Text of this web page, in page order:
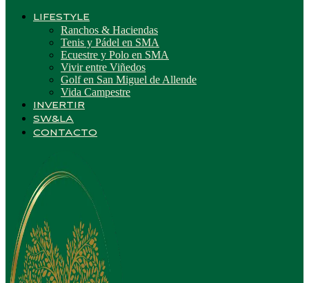
LIFESTYLE
Ranchos & Haciendas
Tenis y Pádel en SMA
Ecuestre y Polo en SMA
Vivir entre Viñedos
Golf en San Miguel de Allende
Vida Campestre
INVERTIR
SW&LA
CONTACTO